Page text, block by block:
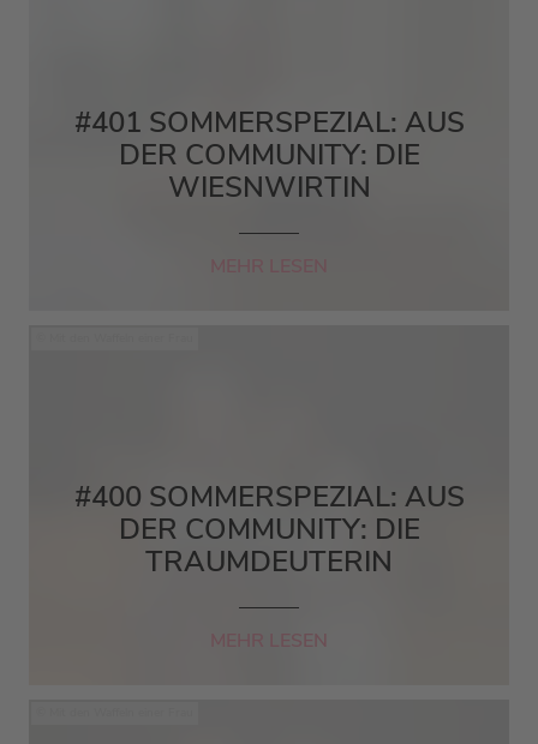
#401 SOMMERSPEZIAL: AUS
DER COMMUNITY: DIE
WIESNWIRTIN
MEHR LESEN
#400 SOMMERSPEZIAL: AUS
DER COMMUNITY: DIE
TRAUMDEUTERIN
MEHR LESEN